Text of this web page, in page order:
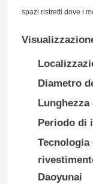
spazi ristretti dove i
Diametro
Periodo di
Tecnologia
Daoyunai